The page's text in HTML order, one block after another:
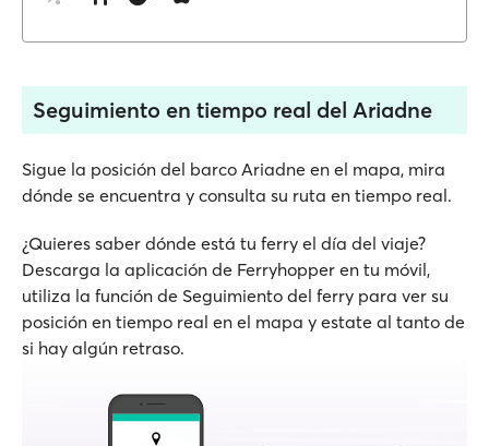
Seguimiento en tiempo real del Ariadne
Sigue la posición del barco Ariadne en el mapa, mira
dónde se encuentra y consulta su ruta en tiempo real.
¿Quieres saber dónde está tu ferry el día del viaje?
Descarga la aplicación de Ferryhopper en tu móvil,
utiliza la función de Seguimiento del ferry para ver su
posición en tiempo real en el mapa y estate al tanto de
si hay algún retraso.